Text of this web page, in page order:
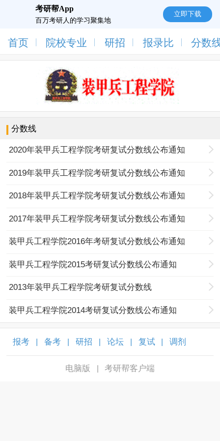
考研帮App
百万考研人的学习聚集地
立即下载
首页 院校专业 研招 报录比 分数
分数线
2020年装甲兵工程学院考研复试分数线公布通知
2019年装甲兵工程学院考研复试分数线公布通知
2018年装甲兵工程学院考研复试分数线公布通知
2017年装甲兵工程学院考研复试分数线公布通知
装甲兵工程学院2016年考研复试分数线公布通知
装甲兵工程学院2015考研复试分数线公布通知
2013年装甲兵工程学院考研复试分数线
装甲兵工程学院2014考研复试分数线公布通知
报考 备考 研招 论坛 复试 调剂
电脑版 考研帮客户端